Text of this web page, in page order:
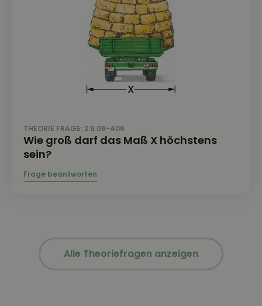
THEORIE FRAGE: 2.6.06-406
Wie groß darf das Maß X höchstens
sein?
Alle Theoriefragen anzeigen